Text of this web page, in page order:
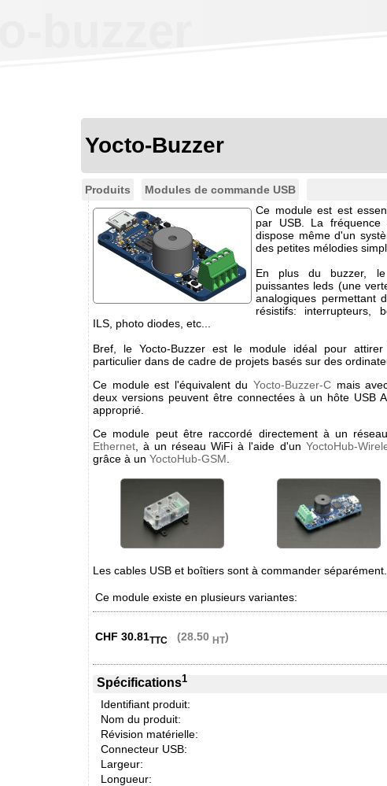
Yocto-Buzzer
Produits
Modules de commande USB
Ce module est est
par USB. La
dispose même d'un
des petites mélodies
En plus du buzzer, le
puissantes leds (une
analogiques permettant
résistifs: interrupteurs,
ILS, photo diodes, etc...
Bref, le Yocto-Buzzer est le module idéal pour
particulier dans de cadre de projets basés sur des
Ce module est l'équivalent du Yocto-Buzzer-Cmais
deux versions peuvent être connectées à un hôte USB
approprié.
Ce module peut être raccordé directement à un
Ethernet , à un réseau WiFi à l'aide d'un YoctoHub-
grâce à un YoctoHub-GSM
Les cables USB et boîtiers sont à commander séparément.
Ce module existe en plusieurs variantes:
CHF 30.81TTC (28.50 HT)
Spécifications1
Identifiant produit:
Nom du produit:
Révision matérielle:
Connecteur USB:
Largeur:
Longueur: